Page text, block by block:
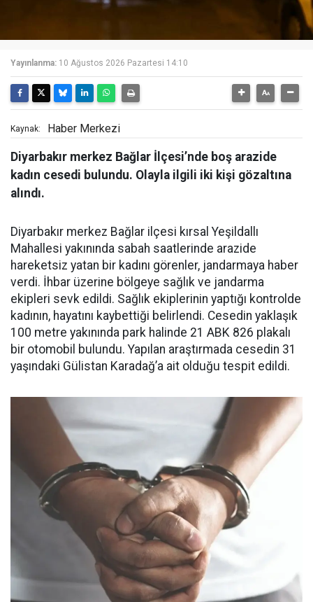
Yayınlanma: 10 Ağustos 2026 Pazartesi 14:10
Kaynak: Haber Merkezi
Diyarbakır merkez Bağlar İlçesi’nde boş arazide
kadın cesedi bulundu. Olayla ilgili iki kişi gözaltına
alındı.
Diyarbakır merkez Bağlar ilçesi kırsal Yeşildallı
Mahallesi yakınında sabah saatlerinde arazide
hareketsiz yatan bir kadını görenler, jandarmaya haber
verdi. İhbar üzerine bölgeye sağlık ve jandarma
ekipleri sevk edildi. Sağlık ekiplerinin yaptığı kontrolde
kadının, hayatını kaybettiği belirlendi. Cesedin yaklaşık
100 metre yakınında park halinde 21 ABK 826 plakalı
bir otomobil bulundu. Yapılan araştırmada cesedin 31
yaşındaki Gülistan Karadağ’a ait olduğu tespit edildi.